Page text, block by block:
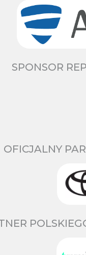
SPONSOR
OFICJALNY